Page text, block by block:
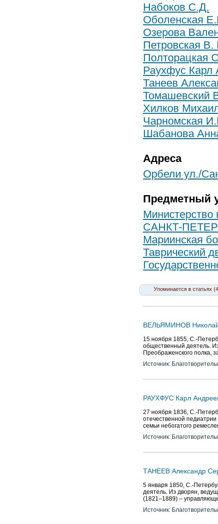
Набоков С.Д.
Оболенская
Озерова
Петровская В.
Полторацкая
Раухфус Карл
Танеев
Томашевский
Хилков
Чарномская
Шабанова
Адреса
Орбели ул./
Предметный
Министерство
САНКТ-
Мариинская
Таврический
Упоминается в статьях
ВЕЛЬЯМИНОВ Николай
15 ноября 1855, С.-
общественный деятель.
Преображенского полка,
Источник:
РАУХФУС Карл
27 ноября 1836, С.-
отечественной
семьи небогатого
Источник:
ТАНЕЕВ Александр
5 января 1850, С.-
деятель. Из дворян,
(1821–1889) –
Источник: